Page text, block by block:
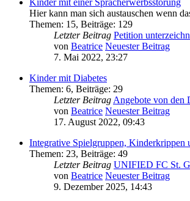
Hier kann man sich austauschen wenn
Themen: 15, Beiträge: 129
Letzter Beitrag Petition
von Beatrice Neuester Beitrag
7. Mai 2022, 23:27
Kinder mit Diabetes
Themen: 6, Beiträge: 29
Letzter Beitrag Angebote von
von Beatrice Neuester Beitrag
17. August 2022, 09:43
Integrative Spielgruppen, Kinderkrippen
Themen: 23, Beiträge: 49
Letzter Beitrag UNIFIED FC St.
von Beatrice Neuester Beitrag
9. Dezember 2025, 14:43